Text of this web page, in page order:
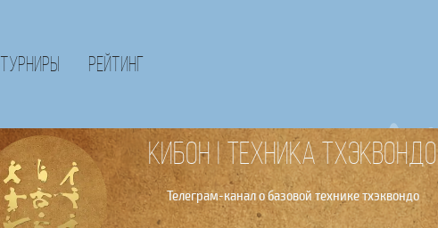
Турниры Рейтинг
КИБОН | Техника тхэквондо
Телеграм-канал о базовой технике тхэквондо